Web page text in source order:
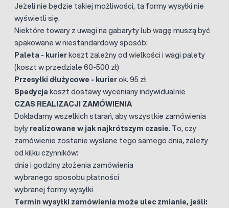
Jeżeli nie będzie takiej możliwości, ta formy wysyłki nie
wyświetli się.
Niektóre towary z uwagi na gabaryty lub wagę muszą być
spakowane w niestandardowy sposób:
Paleta - kurierkoszt zależny od wielkości i wagi palety
(koszt w przedziale 60-500 zł)
Przesyłki dłużycowe - kurierok. 95 zł
Spedycja koszt dostawy wyceniany indywidualnie
CZAS REALIZACJI ZAMÓWIENIA
Dokładamy wszelkich starań, aby wszystkie zamówienia
były realizowane w jak najkrótszym czasie. To, czy
zamówienie zostanie wysłane tego samego dnia, zależy
od kilku czynników:
dnia i godziny złożenia zamówienia
wybranego sposobu płatności
wybranej formy wysyłki
Termin wysyłki zamówienia może ulec zmianie, jeśli: